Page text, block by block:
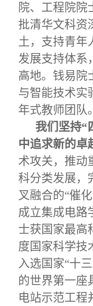
院、工程院院
批清华文科资
土，支持青年
发展支持体系
高地。钱易院
与智能技术实
年式教师团队。
我们坚持“
中追求新的卓
术攻关，推动
科分类发展，
叉融合的“催
成立集成电路
士获国家最高
度国家科学技
入选国家“十
的世界第一座
电站示范工程